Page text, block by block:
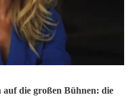
auf die großen Bühnen: die